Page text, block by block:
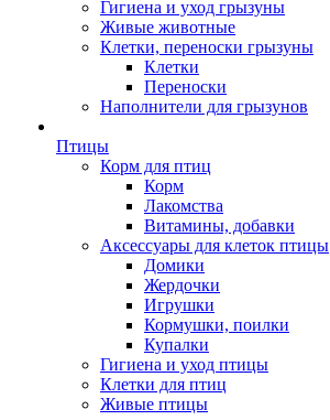
Гигиена и уход грызуны
Живые животные
Клетки, переноски грызуны
Клетки
Переноски
Наполнители для грызунов
Птицы
Корм для птиц
Корм
Лакомства
Витамины, добавки
Аксессуары для клеток птицы
Домики
Жердочки
Игрушки
Кормушки, поилки
Купалки
Гигиена и уход птицы
Клетки для птиц
Живые птицы